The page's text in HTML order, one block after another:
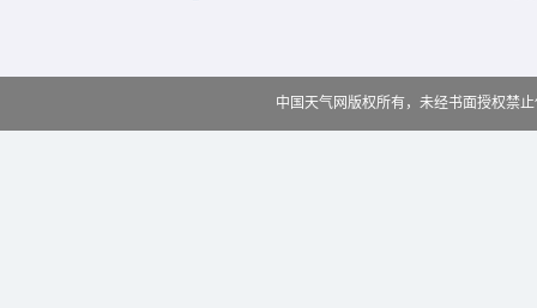
中国天气网版权所有，未经书面授权